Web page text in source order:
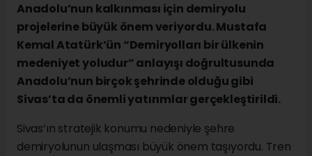
Anadolu’nun kalkınması için demiryolu
projelerine büyük önem veriyordu. Mustafa
Kemal Atatürk’ün “Demiryolları bir ülkenin
medeniyet yoludur” anlayışı doğrultusunda
Anadolu’nun birçok şehrinde olduğu gibi
Sivas’ta da önemli yatırımlar gerçekleştirildi.
Sivas’ın stratejik konumu nedeniyle şehre
demiryolunun ulaşması büyük önem taşıyordu. Tren